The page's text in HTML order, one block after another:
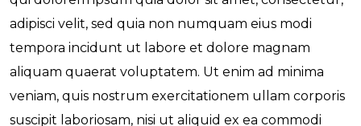
adipisci velit, sed quia non numquam eius modi
tempora incidunt ut labore et dolore magnam
aliquam quaerat voluptatem. Ut enim ad minima
veniam, quis nostrum exercitationem ullam corporis
suscipit laboriosam, nisi ut aliquid ex ea commodi